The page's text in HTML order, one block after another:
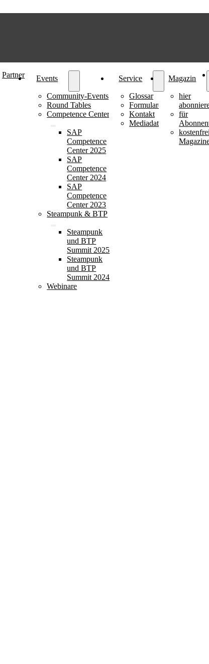
Partner Events
Community-Events
Round Tables
Competence Center
SAP
Competence
Center 2025
SAP
Competence
Center 2024
SAP
Competence
Center 2023
Steampunk & BTP
Steampunk
und BTP
Summit 2025
Steampunk
und BTP
Summit 2024
Webinare
Service
Glossar
Formulare
Kontakt
Mediadaten
Magazin
hier
für